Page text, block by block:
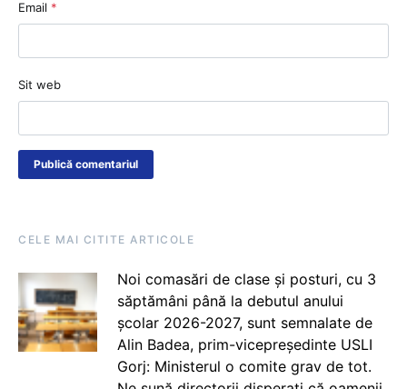
Email *
Sit web
CELE MAI CITITE ARTICOLE
Noi comasări de clase și posturi, cu 3
săptămâni până la debutul anului
școlar 2026-2027, sunt semnalate de
Alin Badea, prim-vicepreședinte USLI
Gorj: Ministerul o comite grav de tot.